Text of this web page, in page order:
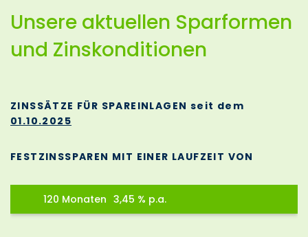
Unsere aktuellen Sparformen
und Zinskonditionen
ZINSSÄTZE FÜR SPAREINLAGEN seit dem
01.10.2025
FESTZINSSPAREN MIT EINER LAUFZEIT VON
120 Monaten 3,45 % p.a.